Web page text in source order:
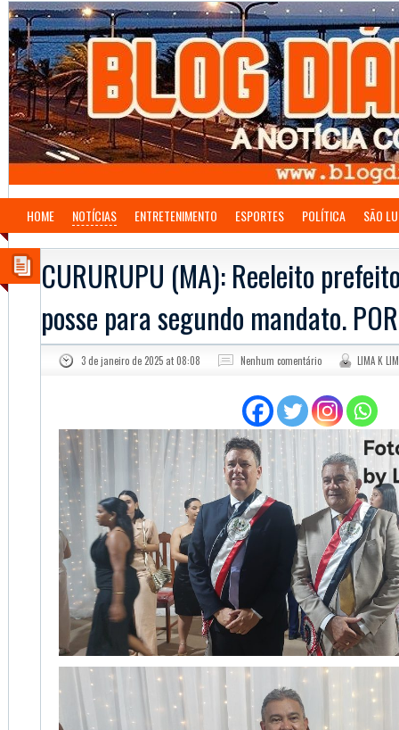
HOME NOTÍCIAS ENTRETENIMENTO ESPORTES POLÍTICA SÃO
CURURUPU (MA): Reeleito
posse para segundo mandato.
3 de janeiro de 2025 at 08:08 Nenhum comentário LIMA K